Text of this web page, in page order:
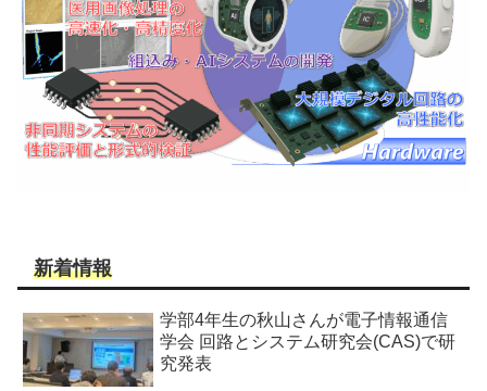
新着情報
学部4年生の秋山さんが電子情報通信
学会 回路とシステム研究会(CAS)で研
究発表